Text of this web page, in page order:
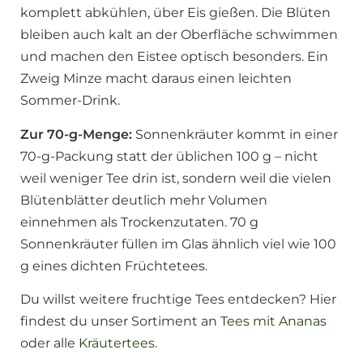
komplett abkühlen, über Eis gießen. Die Blüten
bleiben auch kalt an der Oberfläche schwimmen
und machen den Eistee optisch besonders. Ein
Zweig Minze macht daraus einen leichten
Sommer-Drink.
Zur 70-g-Menge: Sonnenkräuter kommt in einer
70-g-Packung statt der üblichen 100 g – nicht
weil weniger Tee drin ist, sondern weil die vielen
Blütenblätter deutlich mehr Volumen
einnehmen als Trockenzutaten. 70 g
Sonnenkräuter füllen im Glas ähnlich viel wie 100
g eines dichten Früchtetees.
Du willst weitere fruchtige Tees entdecken? Hier
findest du unser Sortiment an Tees mit Ananas
oder alle Kräutertees.